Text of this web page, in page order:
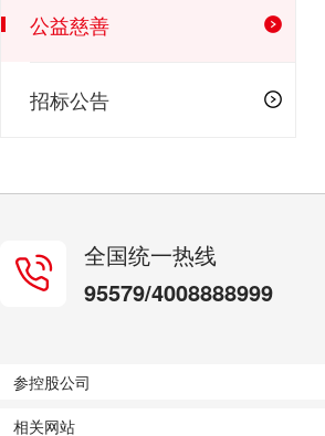
公益慈善
招标公告
全国统一热线
95579/4008888999
参控股公司
相关网站